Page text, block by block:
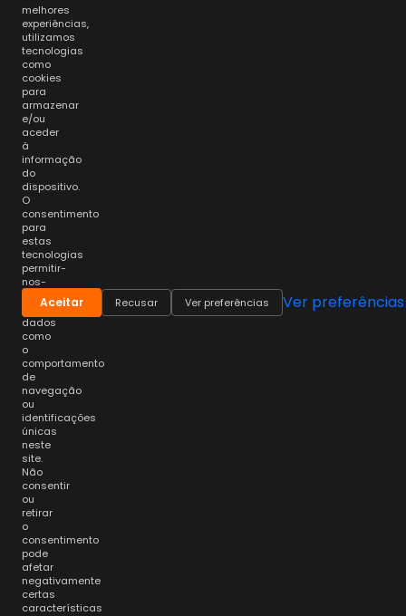
melhores
experiências,
utilizamos
tecnologias
como
cookies
para
armazenar
e/ou
aceder
à
informação
do
dispositivo.
O
consentimento
para
estas
tecnologias
permitir-
nos-
á
processar
dados
como
o
comportamento
de
navegação
ou
identificações
únicas
neste
site.
Não
consentir
ou
retirar
o
consentimento
pode
afetar
negativamente
certas
características
Aceitar Recusar Ver preferências Ver preferências